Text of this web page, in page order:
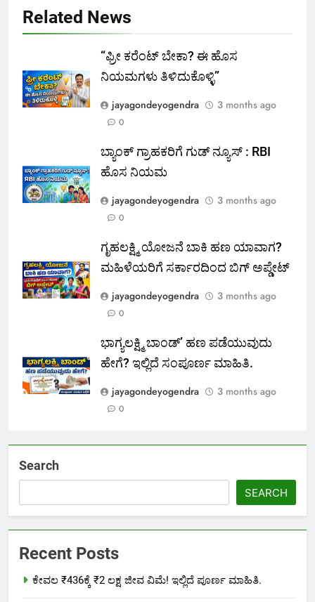
Related News
“ಫ್ರೀ ಕರೆಂಟ್‌ ಬೇಕಾ? ಈ ಹೊಸ
ನಿಯಮಗಳು ತಿಳಿದುಕೊಳ್ಳಿ”
jayagondeyogendra
3 months ago
0
ಬ್ಯಾಂಕ್ ಗ್ರಾಹಕರಿಗೆ ಗುಡ್ ನ್ಯೂಸ್ : RBI
ಹೊಸ ನಿಯಮ
jayagondeyogendra
3 months ago
0
ಗೃಹಲಕ್ಷ್ಮಿ ಯೋಜನೆ ಬಾಕಿ ಹಣ ಯಾವಾಗ?
ಮಹಿಳೆಯರಿಗೆ ಸರ್ಕಾರದಿಂದ ಬಿಗ್ ಅಪ್ಡೇಟ್
jayagondeyogendra
3 months ago
0
ಭಾಗ್ಯಲಕ್ಷ್ಮಿ ಬಾಂಡ್’ ಹಣ ಪಡೆಯುವುದು
ಹೇಗೆ? ಇಲ್ಲಿದೆ ಸಂಪೂರ್ಣ ಮಾಹಿತಿ.
jayagondeyogendra
3 months ago
0
Search
SEARCH
Recent Posts
ಕೇವಲ ₹436ಕ್ಕೆ ₹2 ಲಕ್ಷ ಜೀವ ವಿಮೆ! ಇಲ್ಲಿದೆ ಪೂರ್ಣ ಮಾಹಿತಿ.